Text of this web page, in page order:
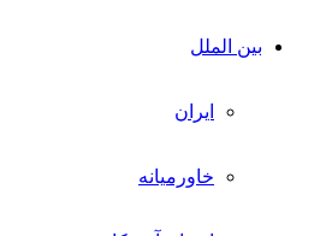
بین الملل
ایران
خاورمیانه